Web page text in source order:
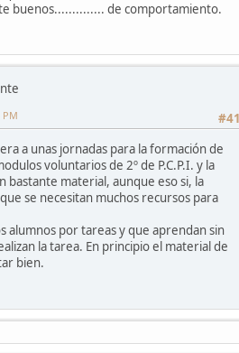
buenos.............. de comportamiento.
PM
a unas jornadas para la formación de
voluntarios de 2º de P.C.P.I. y la
bastante material, aunque eso si, la
se necesitan muchos recursos para
alumnos por tareas y que aprendan sin
la tarea. En principio el material de
bien.